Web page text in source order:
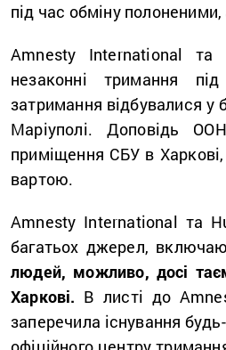
під час обміну
Amnesty International
незаконні тримання
затримання відбувалися у
Маріуполі. Доповідь
приміщення СБУ в
вартою.
Amnesty International та
багатьох джерел,
людей, можливо, досі
Харкові. В листі до
заперечила існування